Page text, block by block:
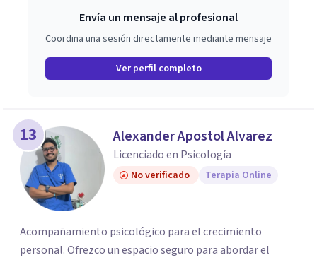
Envía un mensaje al profesional
Coordina una sesión directamente mediante mensaje
Ver perfil completo
13 Alexander Apostol Alvarez
Licenciado en Psicología
No verificado Terapia Online
Acompañamiento psicológico para el crecimiento
personal. Ofrezco un espacio seguro para abordar el